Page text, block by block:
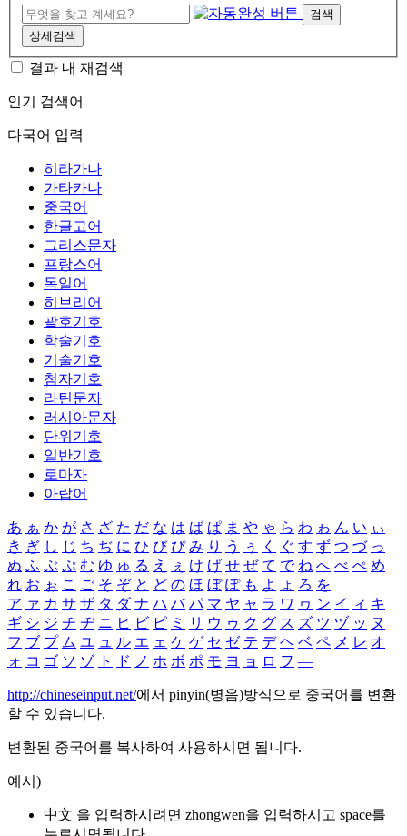
검색
상세검색
결과 내 재검색
인기 검색어
다국어 입력
히라가나
가타카나
중국어
한글고어
그리스문자
프랑스어
독일어
히브리어
괄호기호
학술기호
기술기호
첨자기호
라틴문자
러시아문자
단위기호
일반기호
로마자
아랍어
あ ぁ か が さ ざ た だ な は ば ぱ ま や ゃ ら わ ゎ ん い ぃ
き ぎ し じ ち ぢ に ひ び ぴ み り う ぅ く ぐ す ず つ づ っ
ぬ ふ ぶ ぷ む ゆ ゅ る え ぇ け げ せ ぜ て で ね へ べ ぺ め
れ お ぉ こ ご そ ぞ と ど の ほ ぼ ぽ も よ ょ ろ を
ア ァ カ サ ザ タ ダ ナ ハ バ パ マ ヤ ャ ラ ワ ヮ ン イ ィ キ
ギ シ ジ チ ヂ ニ ヒ ビ ピ ミ リ ウ ゥ ク グ ス ズ ツ ヅ ッ ヌ
フ ブ プ ム ユ ュ ル エ ェ ケ ゲ セ ゼ テ デ ヘ ベ ペ メ レ オ
ォ コ ゴ ソ ゾ ト ド ノ ホ ボ ポ モ ヨ ョ ロ ヲ ―
http://chineseinput.net/에서 pinyin(병음)방식으로 중국어를 변환
할 수 있습니다.
변환된 중국어를 복사하여 사용하시면 됩니다.
예시)
中文 을 입력하시려면 zhongwen을 입력하시고 space를